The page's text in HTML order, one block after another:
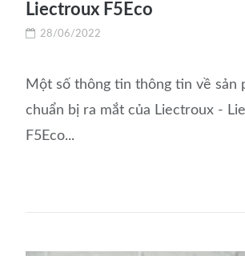
Liectroux F5Eco
28/06/2022
Một số thông tin thông tin về sản
chuẩn bị ra mắt của Liectroux -
F5Eco...